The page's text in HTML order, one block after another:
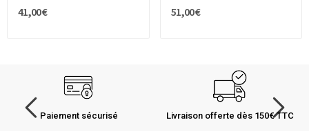
41,00 € 51,00 €
Paiement sécurisé Livraison offerte dès 150€ TTC